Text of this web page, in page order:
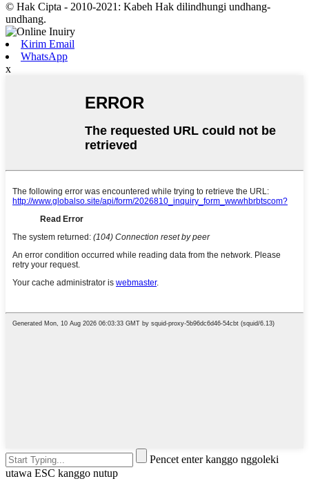
© Hak Cipta - 2010-2021: Kabeh Hak dilindhungi undhang-
undhang.
Kirim Email
WhatsApp
x
Pencet enter kanggo nggoleki
utawa ESC kanggo nutup